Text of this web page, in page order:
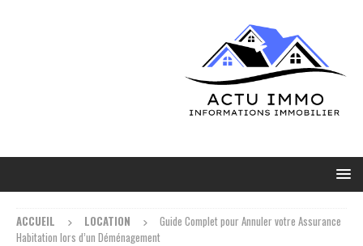
ACCUEIL LOCATION
Guide Complet pour Annuler votre Assurance
Habitation lors d’un Déménagement